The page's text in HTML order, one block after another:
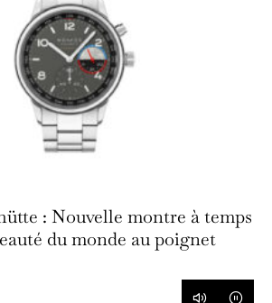
: Nouvelle montre à temps
du monde au poignet